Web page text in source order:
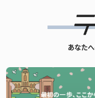
あなた